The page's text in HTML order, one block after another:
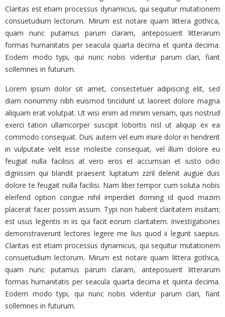
Claritas est etiam processus dynamicus, qui sequitur mutationem
consuetudium lectorum. Mirum est notare quam littera gothica,
quam nunc putamus parum claram, anteposuerit litterarum
formas humanitatis per seacula quarta decima et quinta decima.
Eodem modo typi, qui nunc nobis videntur parum clari, fiant
sollemnes in futurum.
Lorem ipsum dolor sit amet, consectetuer adipiscing elit, sed
diam nonummy nibh euismod tincidunt ut laoreet dolore magna
aliquam erat volutpat. Ut wisi enim ad minim veniam, quis nostrud
exerci tation ullamcorper suscipit lobortis nisl ut aliquip ex ea
commodo consequat. Duis autem vel eum iriure dolor in hendrerit
in vulputate velit esse molestie consequat, vel illum dolore eu
feugiat nulla facilisis at vero eros et accumsan et iusto odio
dignissim qui blandit praesent luptatum zzril delenit augue duis
dolore te feugait nulla facilisi. Nam liber tempor cum soluta nobis
eleifend option congue nihil imperdiet doming id quod mazim
placerat facer possim assum. Typi non habent claritatem insitam;
est usus legentis in iis qui facit eorum claritatem. Investigationes
demonstraverunt lectores legere me lius quod ii legunt saepius.
Claritas est etiam processus dynamicus, qui sequitur mutationem
consuetudium lectorum. Mirum est notare quam littera gothica,
quam nunc putamus parum claram, anteposuerit litterarum
formas humanitatis per seacula quarta decima et quinta decima.
Eodem modo typi, qui nunc nobis videntur parum clari, fiant
sollemnes in futurum.